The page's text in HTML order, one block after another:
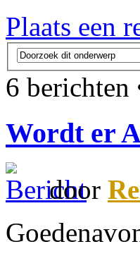
Plaats een
6 berichten
Wordt er
door